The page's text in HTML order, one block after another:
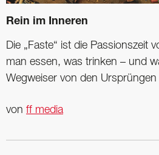
Rein im Inneren
Die „Faste“ ist die Passionszeit
man essen, was trinken – und
Wegweiser von den Ursprüngen
von ff media